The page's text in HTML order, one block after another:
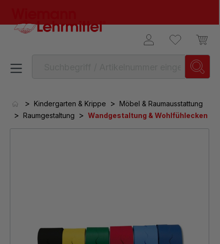
> Kindergarten & Krippe > Möbel & Raumausstattung
> Raumgestaltung > Wandgestaltung & Wohlfühlecken